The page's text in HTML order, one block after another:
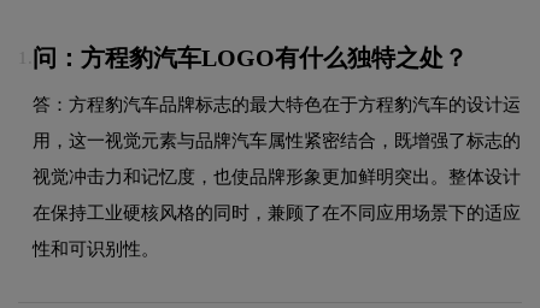
问：方程豹汽车LOGO有什么独特之处？
答：方程豹汽车品牌标志的最大特色在于方程豹汽车的设计运
用，这一视觉元素与品牌汽车属性紧密结合，既增强了标志的
视觉冲击力和记忆度，也使品牌形象更加鲜明突出。整体设计
在保持工业硬核风格的同时，兼顾了在不同应用场景下的适应
性和可识别性。